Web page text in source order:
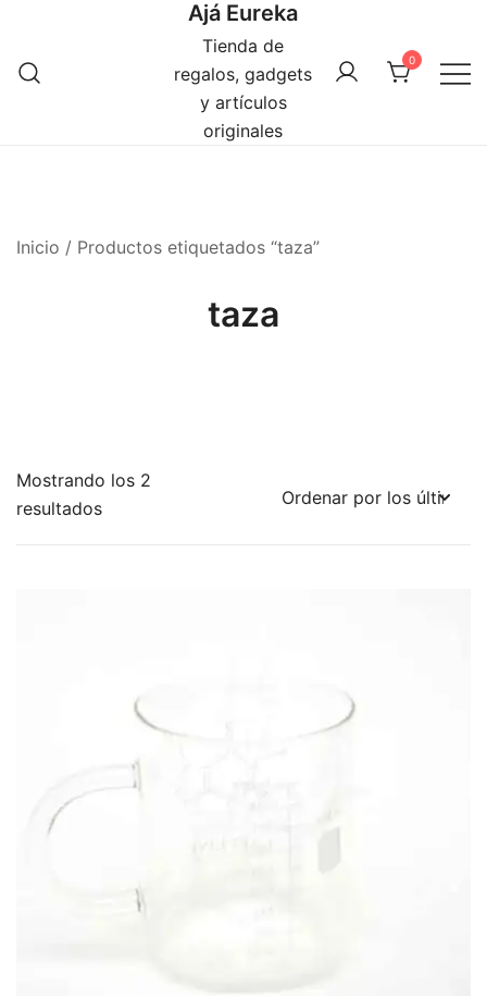
contenido
Ajá Eureka
Tienda de
regalos, gadgets
y artículos
originales
0
Inicio / Productos etiquetados “taza”
taza
Mostrando los 2
resultadosOrdenado